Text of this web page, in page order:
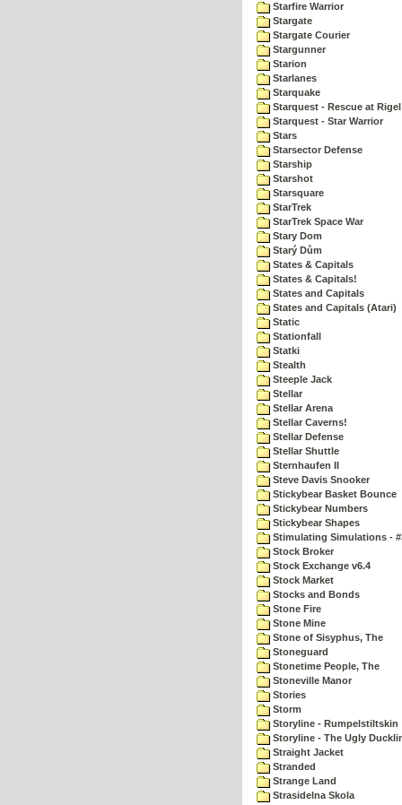
Starfire Warrior
Stargate
Stargate Courier
Stargunner
Starion
Starlanes
Starquake
Starquest - Rescue at Rigel
Starquest - Star Warrior
Stars
Starsector Defense
Starship
Starshot
Starsquare
StarTrek
StarTrek Space War
Stary Dom
Starý Dům
States & Capitals
States & Capitals!
States and Capitals
States and Capitals (Atari)
Static
Stationfall
Statki
Stealth
Steeple Jack
Stellar
Stellar Arena
Stellar Caverns!
Stellar Defense
Stellar Shuttle
Sternhaufen II
Steve Davis Snooker
Stickybear Basket Bounce
Stickybear Numbers
Stickybear Shapes
Stimulating Simulations -
Stock Broker
Stock Exchange v6.4
Stock Market
Stocks and Bonds
Stone Fire
Stone Mine
Stone of Sisyphus, The
Stoneguard
Stonetime People, The
Stoneville Manor
Stories
Storm
Storyline - Rumpelstiltskin
Storyline - The Ugly
Straight Jacket
Stranded
Strange Land
Strasidelna Skola